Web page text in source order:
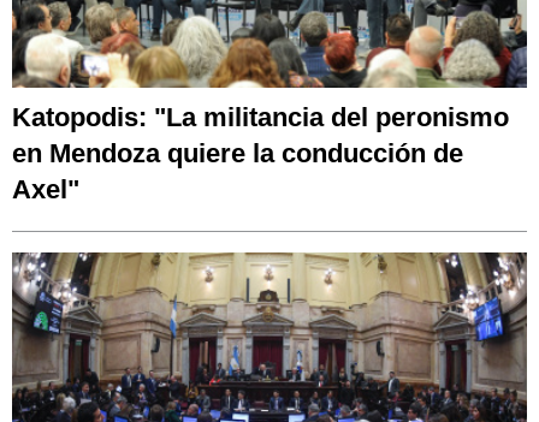
Katopodis: "La militancia del peronismo
en Mendoza quiere la conducción de
Axel"